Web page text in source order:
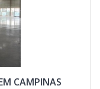
CAMPINAS